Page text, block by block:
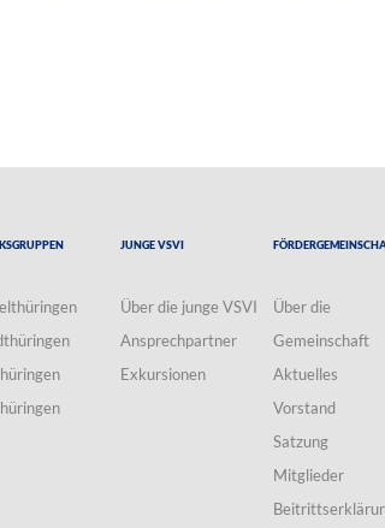
Junge VSVI
Über die junge VSVI
Ansprechpartner
Exkursionen
Über die
Gemeinschaft
Aktuelles
Vorstand
Satzung
Mitglieder